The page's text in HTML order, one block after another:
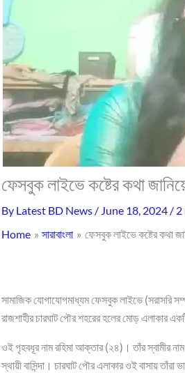
ফেসবুক লাইভে কষ্টের কথা
By Latest BD News / June 18, 2024 / 2
Home
সারাবাংলা ফেসবুক লাইভে কষ্টের কথা
সামাজিক যোগাযোগমাধ্যম ফেসবুক লাইভে (সরাসরি
রাজশাহীর চারঘাট পৌর শহরের হলের মোড় এলাকার
ওই গৃহবধূর নাম রহিমা আক্তার (২৪)। তাঁর স্বামীর
স্থায়ী বাসিন্দা। চারঘাট পৌর এলাকার ওই বাসায়